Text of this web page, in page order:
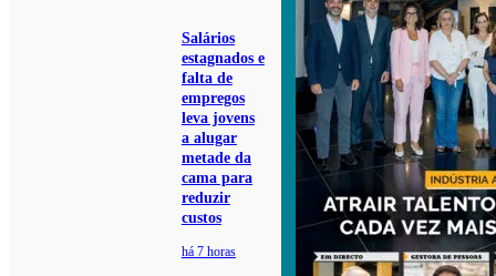
Salários
estagnados e
falta de
empregos
leva jovens
a alugar
metade da
cama para
reduzir
custos
há 7 horas